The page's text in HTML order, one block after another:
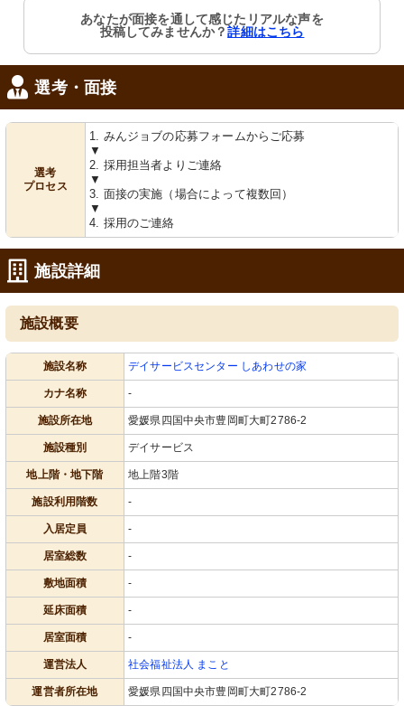
あなたが面接を通して感じたリアルな声を
投稿してみませんか？詳細はこちら
選考・面接
選考
プロセス
1. みんジョブの応募フォームからご応募
▼
2. 採用担当者よりご連絡
▼
3. 面接の実施（場合によって複数回）
▼
4. 採用のご連絡
施設詳細
施設概要
施設名称 デイサービスセンター しあわせの家
カナ名称 -
施設所在地 愛媛県四国中央市豊岡町大町2786-2
施設種別 デイサービス
地上階・地下階 地上階3階
施設利用階数 -
入居定員 -
居室総数 -
敷地面積 -
延床面積 -
居室面積 -
運営法人 社会福祉法人 まこと
運営者所在地 愛媛県四国中央市豊岡町大町2786-2